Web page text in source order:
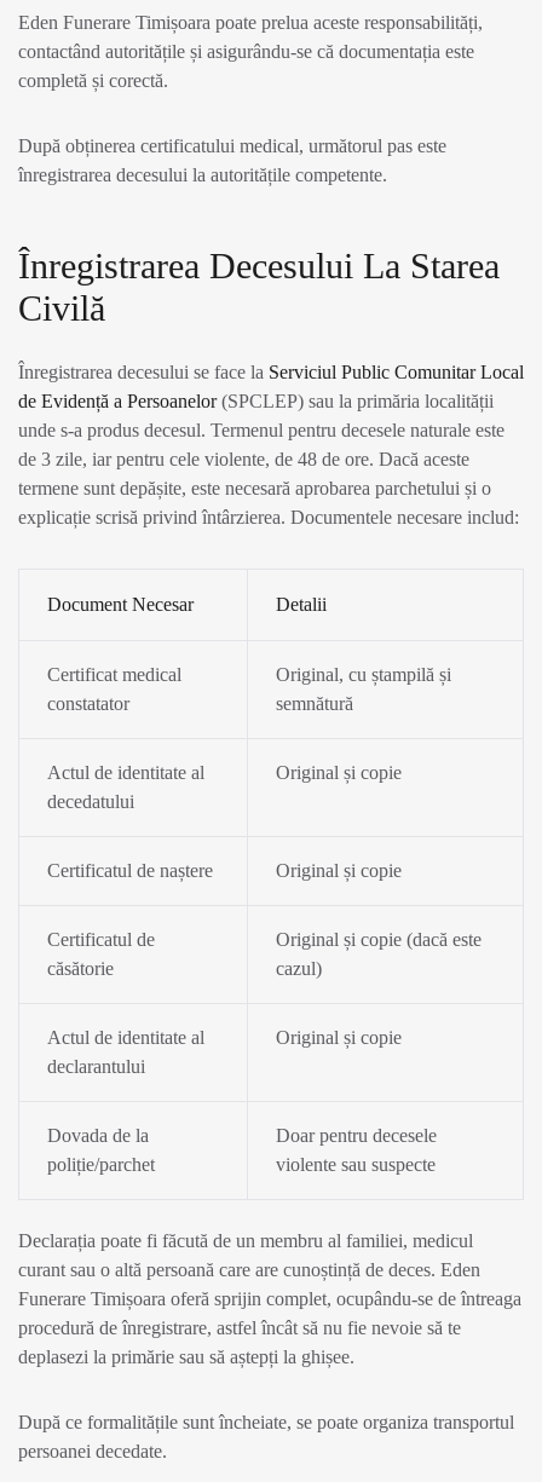
Eden Funerare Timișoara poate prelua aceste responsabilități,
contactând autoritățile și asigurându-se că documentația este
completă și corectă.
După obținerea certificatului medical, următorul pas este
înregistrarea decesului la autoritățile competente.
Înregistrarea Decesului La Starea
Civilă
Înregistrarea decesului se face la Serviciul Public Comunitar Local
de Evidență a Persoanelor(SPCLEP) sau la primăria localității
unde s-a produs decesul. Termenul pentru decesele naturale este
de 3 zile, iar pentru cele violente, de 48 de ore. Dacă aceste
termene sunt depășite, este necesară aprobarea parchetului și o
explicație scrisă privind întârzierea. Documentele necesare includ:
Document Necesar Detalii
Certificat medical
constatator
Original, cu ștampilă și
semnătură
Actul de identitate al
decedatului
Original și copie
Certificatul de naștere Original și copie
Certificatul de
căsătorie
Original și copie (dacă este
cazul)
Actul de identitate al
declarantului
Original și copie
Dovada de la
poliție/parchet
Doar pentru decesele
violente sau suspecte
Declarația poate fi făcută de un membru al familiei, medicul
curant sau o altă persoană care are cunoștință de deces. Eden
Funerare Timișoara oferă sprijin complet, ocupându-se de întreaga
procedură de înregistrare, astfel încât să nu fie nevoie să te
deplasezi la primărie sau să aștepți la ghișee.
După ce formalitățile sunt încheiate, se poate organiza transportul
persoanei decedate.